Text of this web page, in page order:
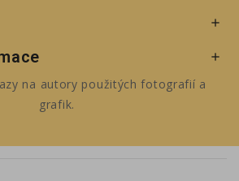


na autory použitých fotografií a
grafik.